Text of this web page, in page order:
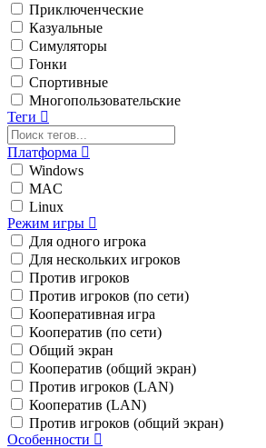
Приключенческие
Казуальные
Симуляторы
Гонки
Спортивные
Многопользовательские
Теги
Платформа
Windows
MAC
Linux
Режим игры
Для одного игрока
Для нескольких игроков
Против игроков
Против игроков (по сети)
Кооперативная игра
Кооператив (по сети)
Общий экран
Кооператив (общий экран)
Против игроков (LAN)
Кооператив (LAN)
Против игроков (общий экран)
Особенности